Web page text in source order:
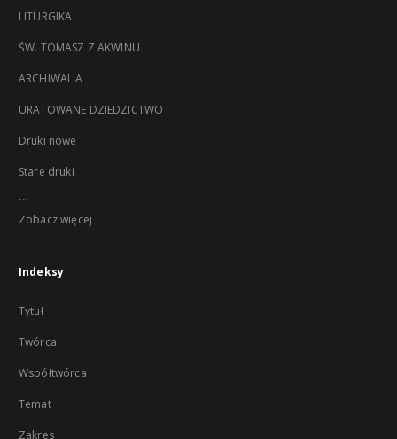
LITURGIKA
ŚW. TOMASZ Z AKWINU
ARCHIWALIA
URATOWANE DZIEDZICTWO
Druki nowe
Stare druki
...
Zobacz więcej
Indeksy
Tytuł
Twórca
Współtwórca
Temat
Zakres